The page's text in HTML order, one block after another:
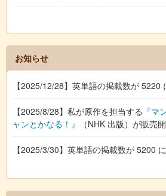
お知らせ
【2025/12/28】英単語の掲載数が 5220
【2025/8/28】私が原作を担当する 『
ャンとかなる！』
（NHK 出版）が販売
【2025/3/30】英単語の掲載数が 5200